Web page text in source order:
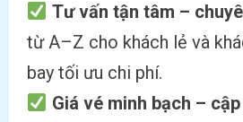
Tư vấn tận tâm –
từ A–Z cho khách lẻ và
bay tối ưu chi phí.
Giá vé minh bạch –